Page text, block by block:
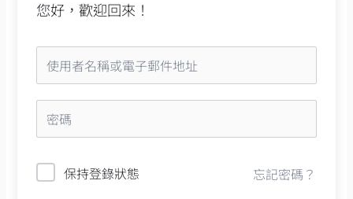
您好，歡迎回來！
保持登錄狀態 忘記密碼？